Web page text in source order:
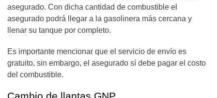
asegurado. Con dicha cantidad de combustible el
asegurado podrá llegar a la gasolinera más cercana y
llenar su tanque por completo.
Es importante mencionar que el servicio de envío es
gratuito, sin embargo, el asegurado sí debe pagar el costo
del combustible.